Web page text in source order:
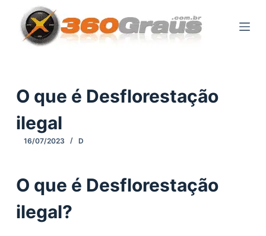
p
o
O que é Desflorestação
ilegal
16/07/2023 D
O que é Desflorestação
ilegal?